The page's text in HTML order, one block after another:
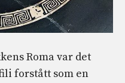
Roma var det
forstått som en